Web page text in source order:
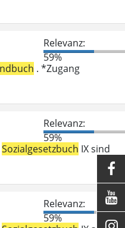
Relevanz:
59%
. *Zugang
Relevanz:
59%
Sozialgesetzbuch IX sind
Relevanz:
59%

